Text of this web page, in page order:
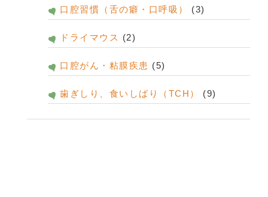
口腔習慣（舌の癖・口呼吸） (3)
ドライマウス (2)
口腔がん・粘膜疾患 (5)
歯ぎしり、食いしばり（TCH） (9)